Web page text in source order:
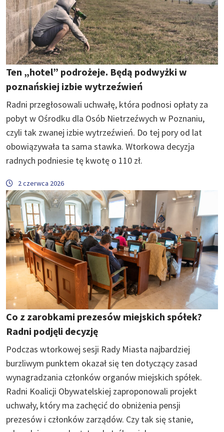
Ten „hotel” podrożeje. Będą podwyżki w
poznańskiej izbie wytrzeźwień
Radni przegłosowali uchwałę, która podnosi opłaty za
pobyt w Ośrodku dla Osób Nietrzeźwych w Poznaniu,
czyli tak zwanej izbie wytrzeźwień. Do tej pory od lat
obowiązywała ta sama stawka. Wtorkowa decyzja
radnych podniesie tę kwotę o 110 zł.
2 czerwca 2026
Co z zarobkami prezesów miejskich spółek?
Radni podjęli decyzję
Podczas wtorkowej sesji Rady Miasta najbardziej
burzliwym punktem okazał się ten dotyczący zasad
wynagradzania członków organów miejskich spółek.
Radni Koalicji Obywatelskiej zaproponowali projekt
uchwały, który ma zachęcić do obniżenia pensji
prezesów i członków zarządów. Czy tak się stanie,